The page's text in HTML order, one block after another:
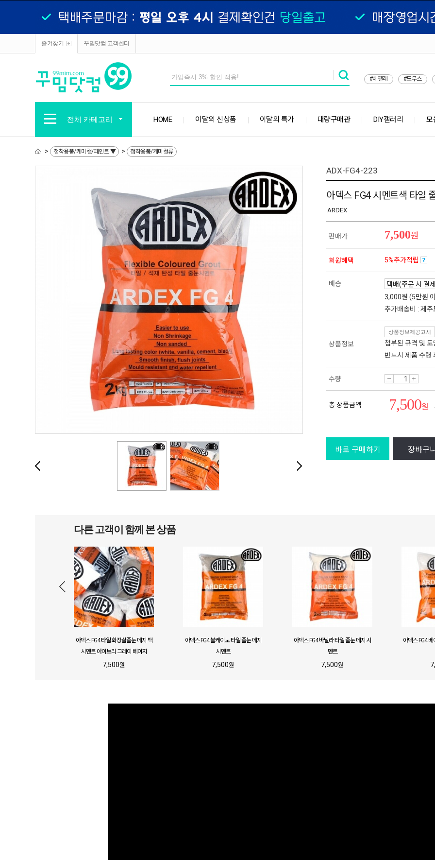
즐겨찾기 꾸밈닷컴 고객센터
#헤펠레 #도무스
전체 카테고리 HOME 이달의 신상품 이달의 특가 대량구매관 DIY갤러리 모
> 접착용품/케미컬/페인트 ▼ > 접착용품/케미컬류
ADX-FG4-223
아덱스 FG4 시멘트색 타일
ARDEX
판매가 7,500원
회원혜택 5%추가적립
배송
3,000원 (5만원
추가배송비 : 제
상품정보
상품정보제공고시
첨부된 규격 및
반드시 제품 수령
수량
총 상품금액 7,500원
바로 구매하기 장바구니
다른 고객이 함께 본 상품
아덱스 FG4 타일 화장실줄눈 메지 백
시멘트 아이보리 그레이 베이지
7,500원
아덱스 FG4 볼케이노 타일 줄눈 메지
시멘트
7,500원
아덱스 FG4 바닐라 타일 줄눈 메지 시
멘트
7,500원
아덱스 FG4 베